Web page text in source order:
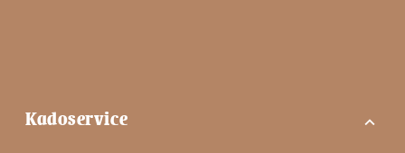
Kadoservice expand_more